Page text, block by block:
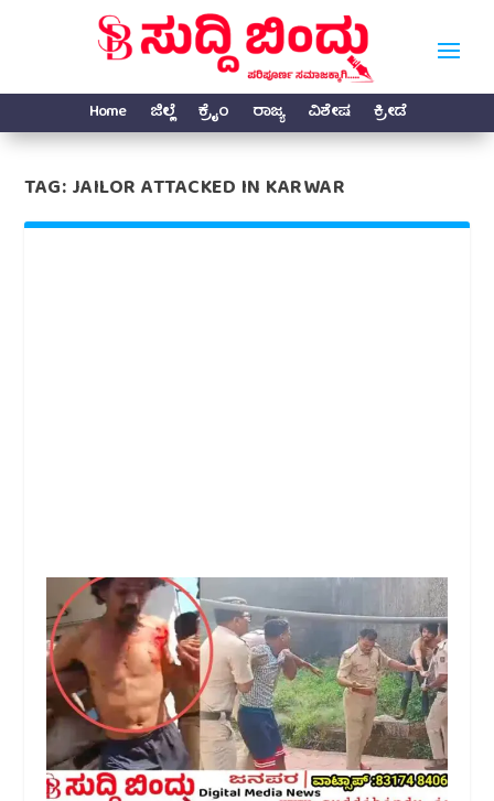
Home ಜಿಲ್ಲೆ ಕ್ರೈಂ ರಾಜ್ಯ ವಿಶೇಷ ಕ್ರೀಡೆ
TAG:JAILOR ATTACKED IN KARWAR